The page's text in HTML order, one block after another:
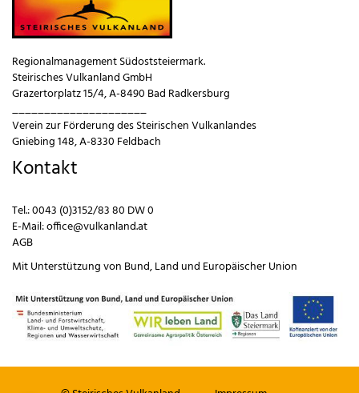
Regionalmanagement Südoststeiermark.
Steirisches Vulkanland GmbH
Grazertorplatz 15/4, A-8490 Bad Radkersburg
_____________________
Verein zur Förderung des Steirischen Vulkanlandes
Gniebing 148, A-8330 Feldbach
Kontakt
Tel.:0043 (0)3152/83 80 DW 0
E-Mail:office@vulkanland.at
AGB
Mit Unterstützung von Bund,Land und Europäischer Union